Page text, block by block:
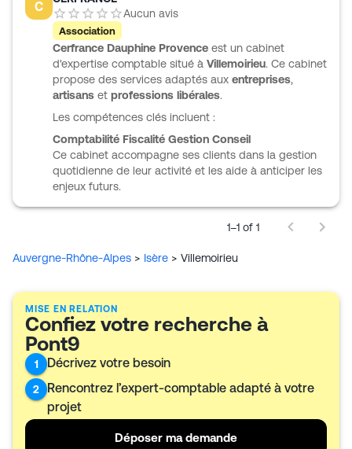
C
Aucun avis
Association
Cerfrance Dauphine Provence est un cabinet
d'expertise comptable situé à Villemoirieu. Ce cabinet
propose des services adaptés aux entreprises,
artisans et professions libérales.
Les compétences clés incluent :
Comptabilité Fiscalité Gestion Conseil
Ce cabinet accompagne ses clients dans la gestion
quotidienne de leur activité et les aide à anticiper les
enjeux futurs.
1–1 of 1
Auvergne-Rhône-Alpes > Isère > Villemoirieu
MISE EN RELATION
Confiez votre recherche à
Pont9
1 Décrivez votre besoin
2
Rencontrez l’expert-comptable adapté à votre
projet
Déposer ma demande